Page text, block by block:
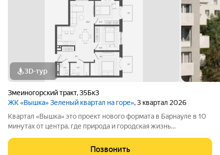
3D-тур
Змеиногорский тракт,35Бк3
ЖК «Вышка» Зеленый квартал на горе», 3 квартал 2026
Квартал «Вышка» это проект нового формата в Барнауле в 10
минутах от центра, где природа и городская жизнь
интеграция в существующий природный ландшафт с
Позвонить